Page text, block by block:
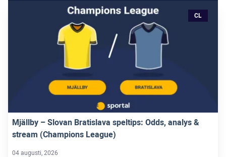
CL
Mjällby – Slovan Bratislava speltips: Odds, analys &
stream (Champions League)
04 augusti, 2026